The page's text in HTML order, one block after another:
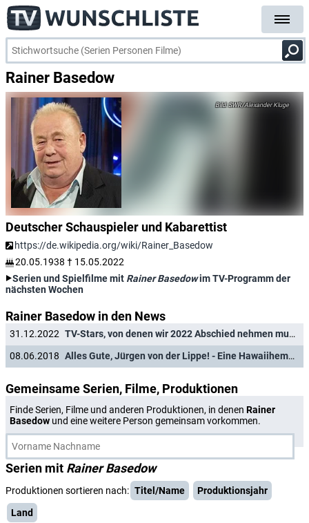
Rainer Basedow
SWR/Alexander Kluge
Deutscher Schauspieler und Kabarettist
https://de.wikipedia.org/wiki/Rainer_Basedow
20.05.1938 † 15.05.2022
Serien und Spielfilme mit Rainer Basedowim TV-Programm der
nächsten Wochen
Rainer Basedow in den News
31.12.2022
TV-Stars, von denen wir 2022 Abschied nehmen mussten
08.06.2018
Alles Gute, Jürgen von der Lippe! - Eine Hawaiihemd-bunte Karriere im Rückblick
Gemeinsame Serien, Filme, Produktionen
Finde Serien, Filme und anderen Produktionen, in denen Rainer
Basedow und eine weitere Person gemeinsam vorkommen.
Serien mit Rainer Basedow
Produktionen sortieren nach: Titel/Name
Produktionsjahr
Land